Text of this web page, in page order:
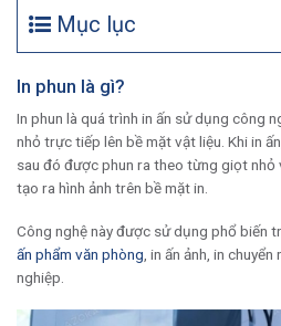
Mục lục
In phun là gì?
In phun là quá trình in ấn sử dụng công
nhỏ trực tiếp lên bề mặt vật liệu. Khi in
sau đó được phun ra theo từng giọt nhỏ
tạo ra hình ảnh trên bề mặt in.
Công nghệ này được sử dụng phổ biến
ấn phẩm văn phòng , in ấn ảnh, in chuyển
nghiệp.